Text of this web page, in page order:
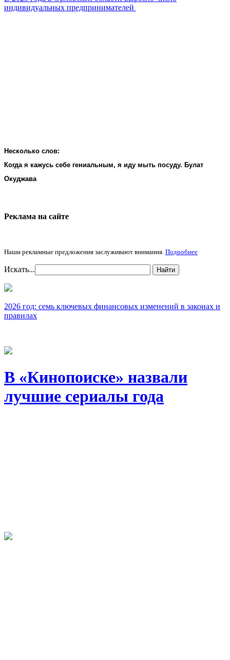
индивидуальных предпринимателей
Несколько слов:
Когда я кажусь себе гениальным, я иду мыть посуду. Булат
Окуджава
Реклама на cайте
Наши рекламные предложения заслуживают внимания. Подробнее
Искать... Найти
2026 год: семь ключевых финансовых изменений в законах и
правилах
В «Кинопоиске» назвали
лучшие сериалы года